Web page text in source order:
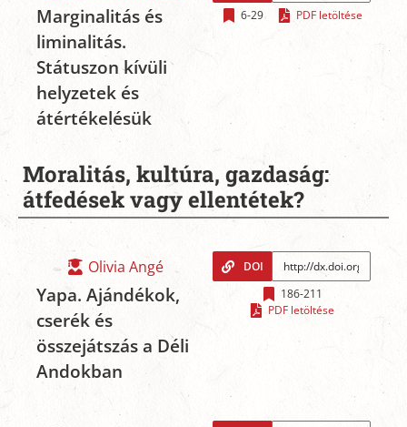
Marginalitás és
liminalitás.
Státuszon kívüli
helyzetek és
átértékelésük
6-29
PDF letöltése
Moralitás, kultúra, gazdaság:
átfedések vagy ellentétek?
Olivia Angé
Yapa. Ajándékok,
cserék és
összejátszás a Déli
Andokban
DOI
186-211
PDF letöltése